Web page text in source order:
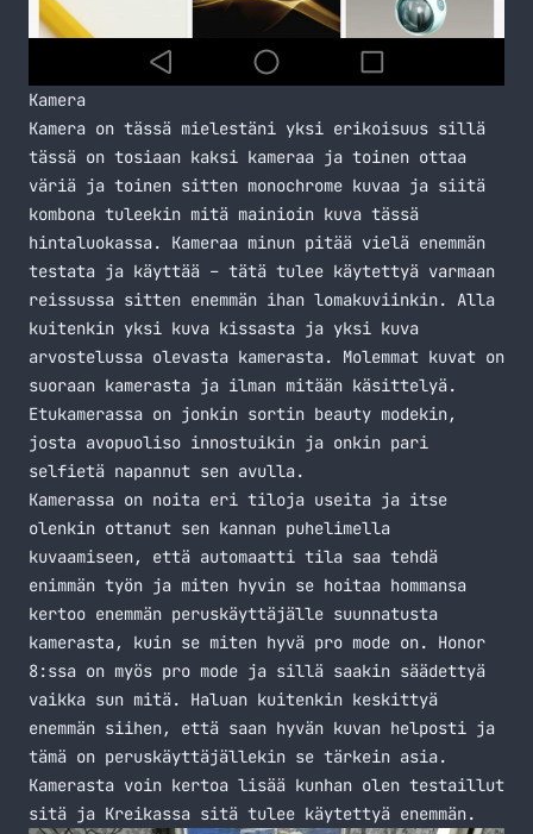
Kamera
Kamera on tässä mielestäni yksi erikoisuus sillä
tässä on tosiaan kaksi kameraa ja toinen ottaa
väriä ja toinen sitten monochrome kuvaa ja siitä
kombona tuleekin mitä mainioin kuva tässä
hintaluokassa. Kameraa minun pitää vielä enemmän
testata ja käyttää – tätä tulee käytettyä varmaan
reissussa sitten enemmän ihan lomakuviinkin. Alla
kuitenkin yksi kuva kissasta ja yksi kuva
arvostelussa olevasta kamerasta. Molemmat kuvat on
suoraan kamerasta ja ilman mitään käsittelyä.
Etukamerassa on jonkin sortin beauty modekin,
josta avopuoliso innostuikin ja onkin pari
selfietä napannut sen avulla.
Kamerassa on noita eri tiloja useita ja itse
olenkin ottanut sen kannan puhelimella
kuvaamiseen, että automaatti tila saa tehdä
enimmän työn ja miten hyvin se hoitaa hommansa
kertoo enemmän peruskäyttäjälle suunnatusta
kamerasta, kuin se miten hyvä pro mode on. Honor
8:ssa on myös pro mode ja sillä saakin säädettyä
vaikka sun mitä. Haluan kuitenkin keskittyä
enemmän siihen, että saan hyvän kuvan helposti ja
tämä on peruskäyttäjällekin se tärkein asia.
Kamerasta voin kertoa lisää kunhan olen testaillut
sitä ja Kreikassa sitä tulee käytettyä enemmän.